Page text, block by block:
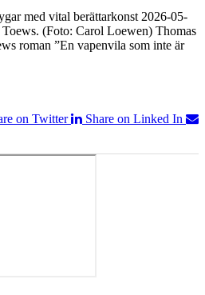
med vital berättarkonst 2026-05-
(Foto: Carol Loewen) Thomas
roman ”En vapenvila som inte är
on Twitter
Share on Linked In